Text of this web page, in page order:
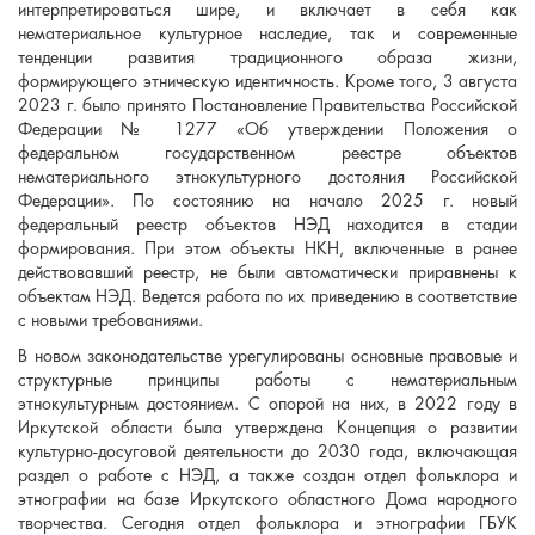
интерпретироваться шире, и включает в себя как
нематериальное культурное наследие, так и современные
тенденции развития традиционного образа жизни,
формирующего этническую идентичность. Кроме того, 3 августа
2023 г. было принято Постановление Правительства Российской
Федерации № 1277 «Об утверждении Положения о
федеральном государственном реестре объектов
нематериального этнокультурного достояния Российской
Федерации». По состоянию на начало 2025 г. новый
федеральный реестр объектов НЭД находится в стадии
формирования. При этом объекты НКН, включенные в ранее
действовавший реестр, не были автоматически приравнены к
объектам НЭД. Ведется работа по их приведению в соответствие
с новыми требованиями.
В новом законодательстве урегулированы основные правовые и
структурные принципы работы с нематериальным
этнокультурным достоянием. С опорой на них, в 2022 году в
Иркутской области была утверждена Концепция о развитии
культурно-досуговой деятельности до 2030 года, включающая
раздел о работе с НЭД, а также создан отдел фольклора и
этнографии на базе Иркутского областного Дома народного
творчества. Сегодня отдел фольклора и этнографии ГБУК